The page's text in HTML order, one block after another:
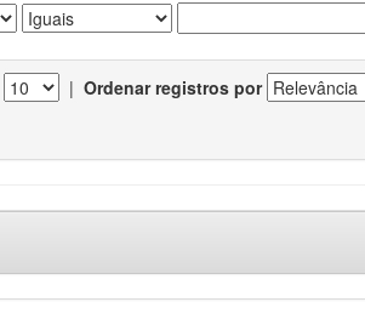
| Ordenar registros por